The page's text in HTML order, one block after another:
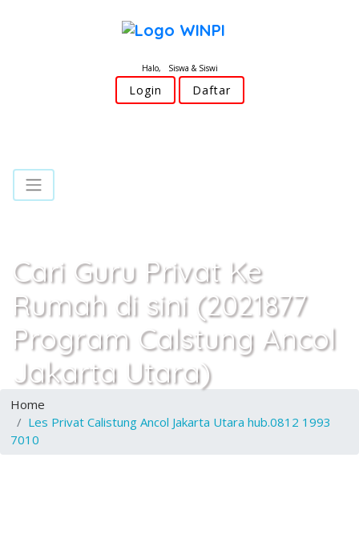
Halo, Siswa & Siswi
Login Daftar
Cari Guru Privat Ke
Rumah di sini (2021877
Program Calstung Ancol
Jakarta Utara)
Home
Les Privat Calistung Ancol Jakarta Utara hub.0812 1993
7010